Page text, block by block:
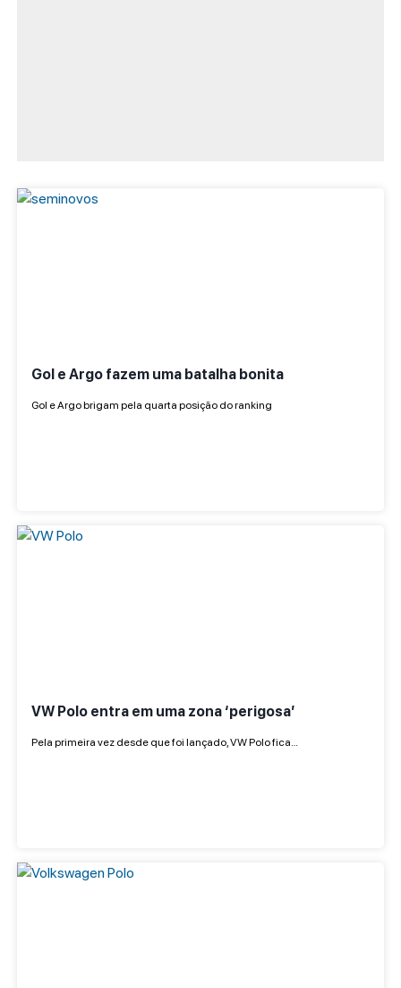
Gol e Argo fazem uma batalha bonita
Gol e Argo brigam pela quarta posição do ranking
VW Polo entra em uma zona ‘perigosa’
Pela primeira vez desde que foi lançado, VW Polo fica…